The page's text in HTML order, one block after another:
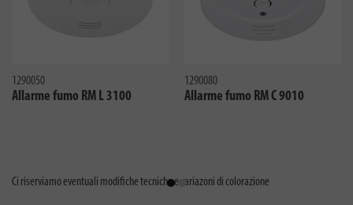
1290050
Allarme fumo RM L 3100
1290080
Allarme fumo RM C 9010
Ci riserviamo eventuali modifiche tecniche e variazoni di colorazione